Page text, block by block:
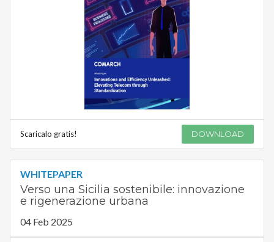
Scaricalo gratis! DOWNLOAD
WHITEPAPER
Verso una Sicilia sostenibile: innovazione
e rigenerazione urbana
04 Feb 2025